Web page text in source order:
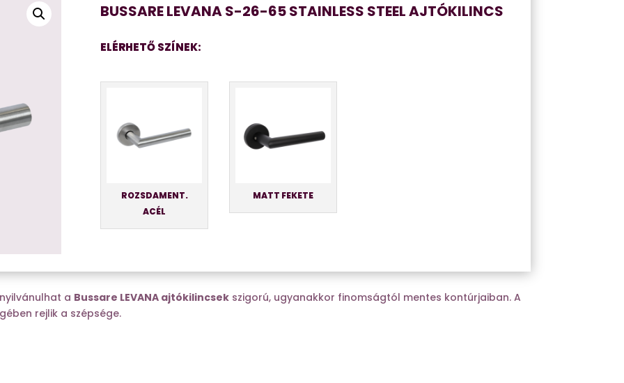
BUSSARE LEVANA S-26-65 STAINLESS STEEL AJTÓKILINCS
ELÉRHETŐ SZÍNEK:
ROZSDAMENT.
ACÉL
MATT FEKETE
a Bussare LEVANA ajtókilincsek szigorú, ugyanakkor finomságtól mentes kontúrjaiban. A
rejlik a szépsége.